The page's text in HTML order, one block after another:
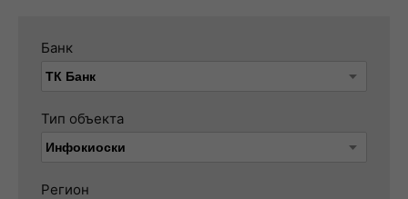
Банк
Тип объекта
Регион